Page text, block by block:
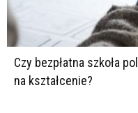
Czy bezpłatna szkoła
na kształcenie?